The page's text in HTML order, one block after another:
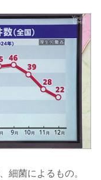
細菌によるもの。